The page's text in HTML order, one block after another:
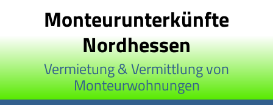
Monteurunterkünfte
Nordhessen
Vermietung & Vermittlung von
Monteurwohnungen